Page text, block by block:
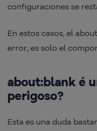
configuraciones se
En estos casos, el
error, es solo el
about:blank é
perigoso?
Esta es una duda